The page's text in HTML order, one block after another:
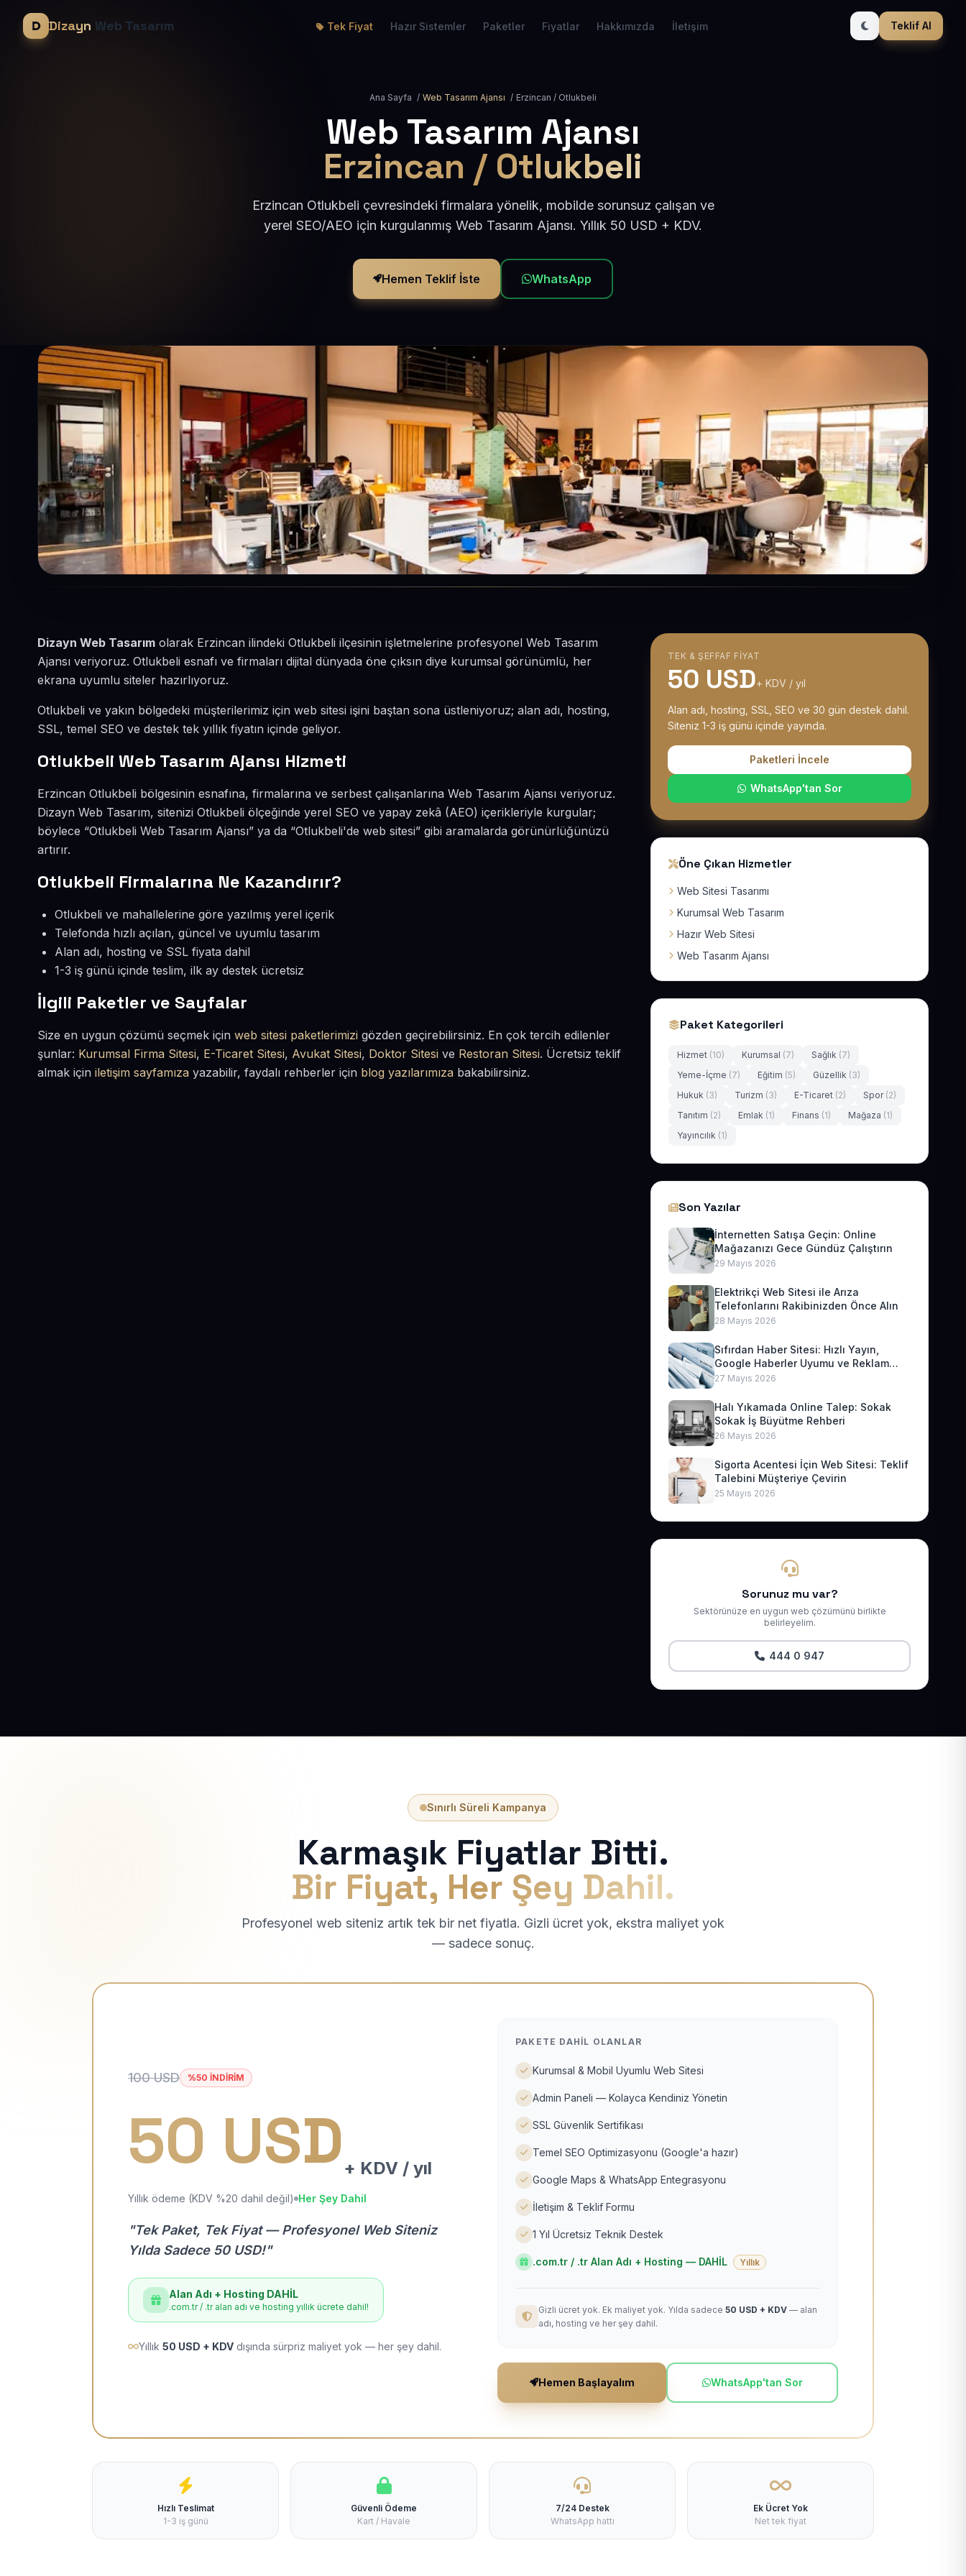
Dizayn Web Tasarım Tek Fiyat Hazır Sistemler Paketler Fiyatlar Hakkımızda İletişim Teklif Al
Ana Sayfa / Web Tasarım Ajansı / Erzincan / Otlukbeli
Web Tasarım Ajansı
Erzincan / Otlukbeli
Erzincan Otlukbeli çevresindeki firmalara yönelik, mobilde sorunsuz çalışan ve
yerel SEO/AEO için kurgulanmış Web Tasarım Ajansı. Yıllık 50 USD + KDV.
Hemen Teklif İste WhatsApp
Dizayn Web Tasarım olarak Erzincan ilindeki Otlukbeli ilçesinin işletmelerine profesyonel Web Tasarım
Ajansı veriyoruz. Otlukbeli esnafı ve firmaları dijital dünyada öne çıksın diye kurumsal görünümlü, her
ekrana uyumlu siteler hazırlıyoruz.
Otlukbeli ve yakın bölgedeki müşterilerimiz için web sitesi işini baştan sona üstleniyoruz; alan adı, hosting,
SSL, temel SEO ve destek tek yıllık fiyatın içinde geliyor.
Otlukbeli Web Tasarım Ajansı Hizmeti
Erzincan Otlukbeli bölgesinin esnafına, firmalarına ve serbest çalışanlarına Web Tasarım Ajansı veriyoruz.
Dizayn Web Tasarım, sitenizi Otlukbeli ölçeğinde yerel SEO ve yapay zekâ (AEO) içerikleriyle kurgular;
böylece “Otlukbeli Web Tasarım Ajansı” ya da “Otlukbeli'de web sitesi” gibi aramalarda görünürlüğünüzü
artırır.
Otlukbeli Firmalarına Ne Kazandırır?
Otlukbeli ve mahallelerine göre yazılmış yerel içerik
Telefonda hızlı açılan, güncel ve uyumlu tasarım
Alan adı, hosting ve SSL fiyata dahil
1-3 iş günü içinde teslim, ilk ay destek ücretsiz
İlgili Paketler ve Sayfalar
Size en uygun çözümü seçmek için web sitesi paketlerimizi gözden geçirebilirsiniz. En çok tercih edilenler
şunlar: Kurumsal Firma Sitesi, E-Ticaret Sitesi, Avukat Sitesi, Doktor Sitesi ve Restoran Sitesi. Ücretsiz teklif
almak için iletişim sayfamıza yazabilir, faydalı rehberler için blog yazılarımıza bakabilirsiniz.
TEK & ŞEFFAF FIYAT
50 USD+ KDV / yıl
Alan adı, hosting, SSL, SEO ve 30 gün destek dahil.
Siteniz 1-3 iş günü içinde yayında.
Paketleri İncele
WhatsApp'tan Sor
Öne Çıkan Hizmetler
Web Sitesi Tasarımı
Kurumsal Web Tasarım
Hazır Web Sitesi
Web Tasarım Ajansı
Paket Kategorileri
Hizmet (10) Kurumsal (7) Sağlık (7)
Yeme-İçme (7) Eğitim (5) Güzellik (3)
Hukuk (3) Turizm (3) E-Ticaret (2) Spor (2)
Tanıtım (2) Emlak (1) Finans (1) Mağaza (1)
Yayıncılık (1)
Son Yazılar
İnternetten Satışa Geçin: Online
Mağazanızı Gece Gündüz Çalıştırın
29 Mayıs 2026
Elektrikçi Web Sitesi ile Arıza
Telefonlarını Rakibinizden Önce Alın
28 Mayıs 2026
Sıfırdan Haber Sitesi: Hızlı Yayın,
Google Haberler Uyumu ve Reklam
Geliri
27 Mayıs 2026
Halı Yıkamada Online Talep: Sokak
Sokak İş Büyütme Rehberi
26 Mayıs 2026
Sigorta Acentesi İçin Web Sitesi: Teklif
Talebini Müşteriye Çevirin
25 Mayıs 2026
Sorunuz mu var?
Sektörünüze en uygun web çözümünü birlikte
belirleyelim.
444 0 947
Sınırlı Süreli Kampanya
Karmaşık Fiyatlar Bitti.
Bir Fiyat, Her Şey Dahil.
Profesyonel web siteniz artık tek bir net fiyatla. Gizli ücret yok, ekstra maliyet yok
— sadece sonuç.
100 USD %50 İNDİRİM
50 USD + KDV / yıl
Yıllık ödeme (KDV %20 dahil değil) Her Şey Dahil
"Tek Paket, Tek Fiyat — Profesyonel Web Siteniz
Yılda Sadece 50 USD!"
Alan Adı + Hosting DAHİL
.com.tr / .tr alan adı ve hosting yıllık ücrete dahil!
Yıllık 50 USD + KDV dışında sürpriz maliyet yok — her şey dahil.
PAKETE DAHIL OLANLAR
Kurumsal & Mobil Uyumlu Web Sitesi
Admin Paneli — Kolayca Kendiniz Yönetin
SSL Güvenlik Sertifikası
Temel SEO Optimizasyonu (Google'a hazır)
Google Maps & WhatsApp Entegrasyonu
İletişim & Teklif Formu
1 Yıl Ücretsiz Teknik Destek
.com.tr / .tr Alan Adı + Hosting — DAHİL Yıllık
Gizli ücret yok. Ek maliyet yok. Yılda sadece 50 USD + KDV — alan
adı, hosting ve her şey dahil.
Hemen Başlayalım WhatsApp'tan Sor
Hızlı Teslimat
1-3 iş günü
Güvenli Ödeme
Kart / Havale
7/24 Destek
WhatsApp hattı
Ek Ücret Yok
Net tek fiyat